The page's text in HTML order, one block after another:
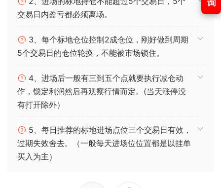
交易日内盈亏都必须离场。
3、每个标地仓位控制2成仓位，刚好做到周期
5个交易日的仓位轮换，不能被市场锁住。
4、进场后一般有三到五个点就要执行减仓动
作，锁定利润然后再观察行情而定。(当天涨停没
有打开除外）
5、每日推荐的标地进场点位三个交易日有效，
过期失效舍去。（一般每天进场位位置都是以挂单
买入为主）